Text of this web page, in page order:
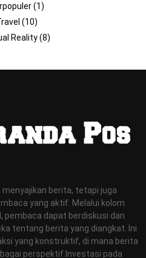
(1)
(10)
Reality(8)
menyajikan berita, tetapi juga
yang aktif. Melalui kolom
pembaca dapat berdiskusi dan
tentang berita yang diangkat. Ini
yang konstruktif, di mana berita
perspektif.Investasi pada